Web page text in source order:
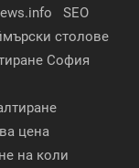
SEO
столове
София
цена
на коли